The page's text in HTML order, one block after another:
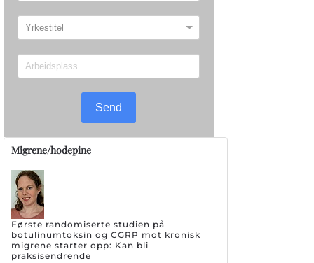
Send
Migrene/hodepine
Første randomiserte studien på
botulinumtoksin og CGRP mot kronisk
migrene starter opp: Kan bli
praksisendrende